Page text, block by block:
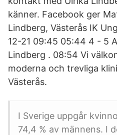
känner. Facebook ger
Lindberg, Västerås IK
12-21 09:45 05:44 4 - 5
Lindberg . 08:54 Vi
moderna och trevliga
Västerås.
I Sverige uppgår
74,4 % av männens. I